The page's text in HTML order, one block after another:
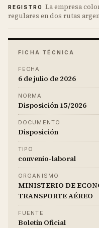
REGISTRO
La empresa
regulares en dos rutas
FICHA TÉCNICA
FECHA
6 de julio de 2026
NORMA
Disposición 15/2026
DOCUMENTO
Disposición
TIPO
convenio-laboral
ORGANISMO
MINISTERIO DE
TRANSPORTE AÉREO
FUENTE
Boletín Oficial